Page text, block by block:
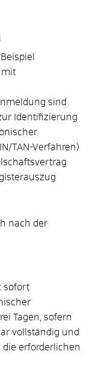
mit
sind
Identifizierung
TAN-Verfahren)
nach der
sofort
Tagen, sofern
vollständig und
die erforderlichen